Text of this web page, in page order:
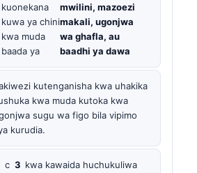
kuonekana
kuwa ya chini
kwa muda
baada ya
mwilini, mazoezi
makali, ugonjwa
wa ghafla, au
baadhi ya dawa
kutenganisha kwa uhakika
kwa muda kutoka kwa
sugu wa figo bila vipimo
kurudia.
c 3 kwa kawaida huchukuliwa